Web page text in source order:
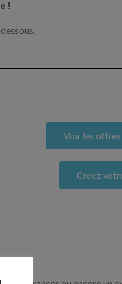
!
Voir les
Créez